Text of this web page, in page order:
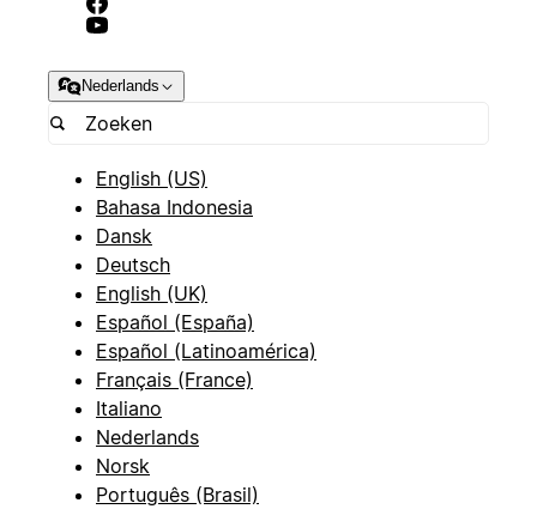
Nederlands
English (US)
Bahasa Indonesia
Dansk
Deutsch
English (UK)
Español (España)
Español (Latinoamérica)
Français (France)
Italiano
Nederlands
Norsk
Português (Brasil)